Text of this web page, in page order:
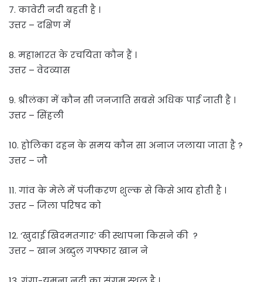
7. कावेरी नदी बहती है ।
उत्तर – दक्षिण में
8. महाभारत के रचयिता कौन हैं ।
उत्तर – वेदव्यास
9. श्रीलंका में कौन सी जनजाति सबसे अधिक पाई जाती है ।
उत्तर – सिंहली
10. होलिका दहन के समय कौन सा अनाज जलाया जाता है ?
उत्तर – जौ
11. गांव के मेले में पंजीकरण शुल्क से किसे आय होती है ।
उत्तर – जिला परिषद को
12. ‘खुदाई खिदमतगार’ की स्थापना किसने की ?
उत्तर – खान अब्दुल गफ्फार खान ने